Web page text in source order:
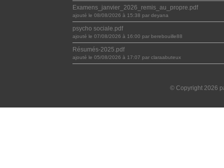
Examens_janvier_2026_remis_au_propre.pdf
ajouté le 08/08/2026 à 15:38 par deyana
psycho sociale.pdf
ajouté le 07/08/2026 à 16:00 par berebouille88
Résumés-2025.pdf
ajouté le 05/08/2026 à 17:07 par claraabuteux
© Copyright 2026